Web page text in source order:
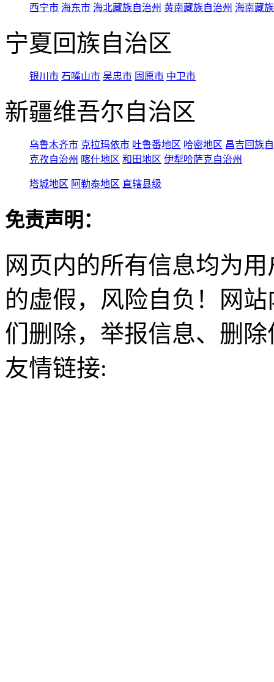
西宁市 海东市 海北藏族自治州 黄南藏族自治州 海南藏
宁夏回族自治区
银川市 石嘴山市 吴忠市 固原市 中卫市
新疆维吾尔自治区
乌鲁木齐市 克拉玛依市 吐鲁番地区 哈密地区 昌吉回族
克孜自治州 喀什地区 和田地区 伊犁哈萨克自治州
塔城地区 阿勒泰地区 直辖县级
免责声明：
网页内的所有信息均为
的虚假，风险自负！网
们删除，举报信息、删
友情链接: